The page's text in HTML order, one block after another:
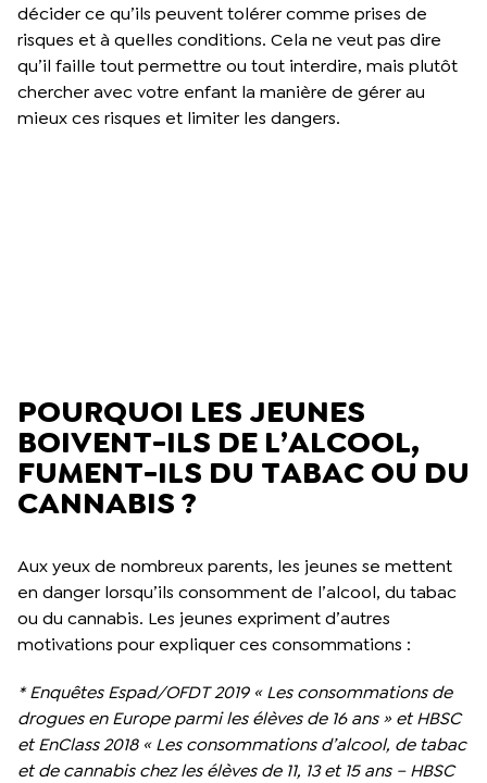
décider ce qu’ils peuvent tolérer comme prises de
risques et à quelles conditions. Cela ne veut pas dire
qu’il faille tout permettre ou tout interdire, mais plutôt
chercher avec votre enfant la manière de gérer au
mieux ces risques et limiter les dangers.
POURQUOI LES JEUNES
BOIVENT-ILS DE L’ALCOOL,
FUMENT-ILS DU TABAC OU DU
CANNABIS ?
Aux yeux de nombreux parents, les jeunes se mettent
en danger lorsqu’ils consomment de l’alcool, du tabac
ou du cannabis. Les jeunes expriment d’autres
motivations pour expliquer ces consommations :
* Enquêtes Espad/OFDT 2019 « Les consommations de
drogues en Europe parmi les élèves de 16 ans » et HBSC
et EnClass 2018 « Les consommations d’alcool, de tabac
et de cannabis chez les élèves de 11, 13 et 15 ans – HBSC